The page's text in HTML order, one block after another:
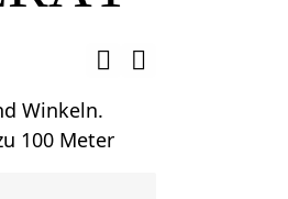
Winkeln.
100 Meter